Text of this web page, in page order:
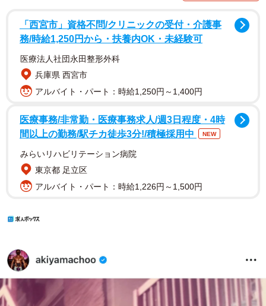
「西宮市」資格不問/クリニックの受付・介護事
務/時給1,250円から・扶養内OK・未経験可
医療法人社団永田整形外科
兵庫県 西宮市
アルバイト・パート：時給1,250円～1,400円
医療事務/非常勤・医療事務求人/週3日程度・4時
間以上の勤務/駅チカ徒歩3分!/積極採用中
NEW
みらいリハビリテーション病院
東京都 足立区
アルバイト・パート：時給1,226円～1,500円